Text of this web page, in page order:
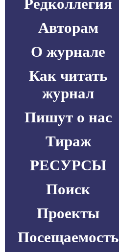
Редколлегия
Авторам
О журнале
Как читать
журнал
Пишут о нас
Тираж
РЕСУРСЫ
Поиск
Проекты
Посещаемость